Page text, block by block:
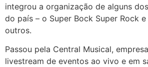
integrou a organização de alguns
do país – o Super Bock Super Rock
outros.
Passou pela Central Musical,
livestream de eventos ao vivo e em